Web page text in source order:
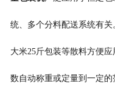
统、多个分料配送系统有关
大米25斤包装等散料方便应
数自动称重或定量到一定